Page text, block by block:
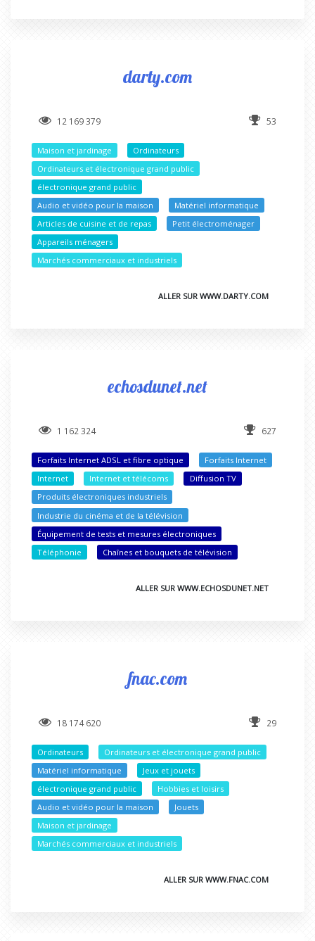
darty.com
12 169 379 53
Maison et jardinage
Ordinateurs
Ordinateurs et électronique grand public
électronique grand public
Audio et vidéo pour la maison
Matériel informatique
Articles de cuisine et de repas
Petit électroménager
Appareils ménagers
Marchés commerciaux et industriels
ALLER SUR WWW.DARTY.COM
echosdunet.net
1 162 324 627
Forfaits Internet ADSL et fibre optique
Forfaits Internet
Internet
Internet et télécoms
Diffusion TV
Produits électroniques industriels
Industrie du cinéma et de la télévision
Équipement de tests et mesures électroniques
Téléphonie
Chaînes et bouquets de télévision
ALLER SUR WWW.ECHOSDUNET.NET
fnac.com
18 174 620 29
Ordinateurs
Ordinateurs et électronique grand public
Matériel informatique
Jeux et jouets
électronique grand public
Hobbies et loisirs
Audio et vidéo pour la maison
Jouets
Maison et jardinage
Marchés commerciaux et industriels
ALLER SUR WWW.FNAC.COM